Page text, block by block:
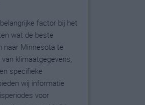
factor bij het
wat de beste
naar Minnesota te
klimaatgegevens,
specifieke
wij informatie
voor